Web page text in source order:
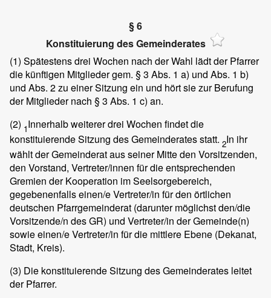
§ 6
Konstituierung des Gemeinderates
(1) Spätestens drei Wochen nach der Wahl lädt der Pfarrer
die künftigen Mitglieder gem. § 3 Abs. 1 a) und Abs. 1 b)
und Abs. 2 zu einer Sitzung ein und hört sie zur Berufung
der Mitglieder nach § 3 Abs. 1 c) an.
(2) 1Innerhalb weiterer drei Wochen findet die
konstituierende Sitzung des Gemeinderates statt. 2In ihr
wählt der Gemeinderat aus seiner Mitte den Vorsitzenden,
den Vorstand, Vertreter/innen für die entsprechenden
Gremien der Kooperation im Seelsorgebereich,
gegebenenfalls einen/e Vertreter/in für den örtlichen
deutschen Pfarrgemeinderat (darunter möglichst den/die
Vorsitzende/n des GR) und Vertreter/in der Gemeinde(n)
sowie einen/e Vertreter/in für die mittlere Ebene (Dekanat,
Stadt, Kreis).
(3) Die konstituierende Sitzung des Gemeinderates leitet
der Pfarrer.